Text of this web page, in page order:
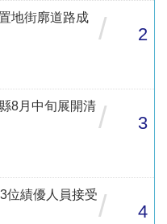
地街廓道路成
/ 2
8月中旬展開清 / 3
績優人員接受/ 4